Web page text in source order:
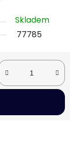
Skladem
77785